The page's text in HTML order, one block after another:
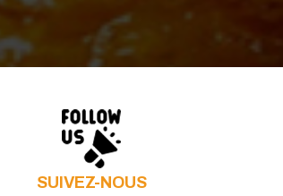
SUIVEZ-NOUS